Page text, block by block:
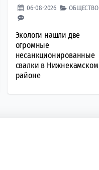
06-08-2026 ОБЩЕСТВО
Экологи нашли две
огромные
несанкционированные
свалки в Нижнекамском
районе